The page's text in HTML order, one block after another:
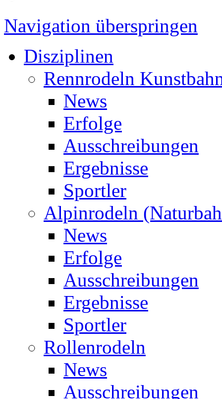
Navigation überspringen
Disziplinen
Rennrodeln
News
Erfolge
Ausschreibungen
Ergebnisse
Sportler
Alpinrodeln
News
Erfolge
Ausschreibungen
Ergebnisse
Sportler
Rollenrodeln
News
Ausschreibungen